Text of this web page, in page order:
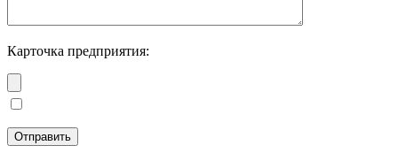
Карточка предприятия: